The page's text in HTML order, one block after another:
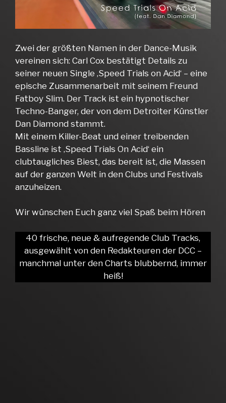
Zwei der größten Namen in der Dance-Musik
vereinen sich: Carl Cox bestätigt Details zu
seiner neuen Single ‚Speed Trials on Acid‘ – eine
epische Zusammenarbeit mit seinem Freund
Fatboy Slim. Der Track ist ein hypnotischer
Techno-Banger, der von dem Detroiter Künstler
Dan Diamond stammt.
Mit einem Killer-Beat und einer treibenden
Bassline ist ‚Speed Trials On Acid‘ ein
clubtaugliches Biest, das bereit ist, die Massen
auf der ganzen Welt in den Clubs und Festivals
anzuheizen.
Wir wünschen Euch ganz viel Spaß beim Hören
40 frische, neue & aufregende Club Tracks,
ausgewählt von den Redakteuren der DCC –
manchmal unter den Charts blubbernd, immer
heiß!